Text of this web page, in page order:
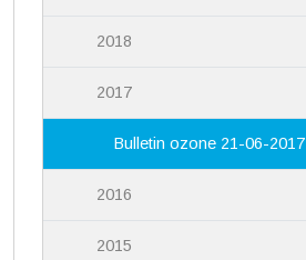
2018
2017
Bulletin ozone 21-06-2017
2016
2015